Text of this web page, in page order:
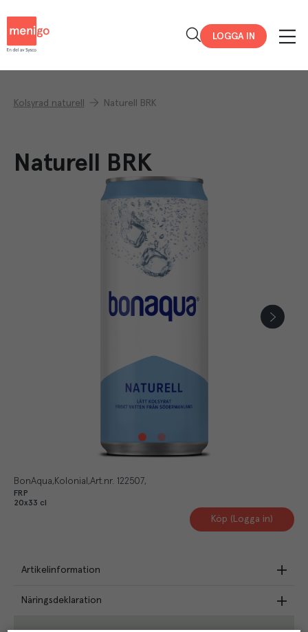
LOGGA IN
Kolsyrad naturell Naturell BRK
Naturell BRK
BonAqua Kolonial Art.nr. 122507
FRP
20x33 cl
Köp (Logga in)
Artikelinformation
Näringsdeklaration